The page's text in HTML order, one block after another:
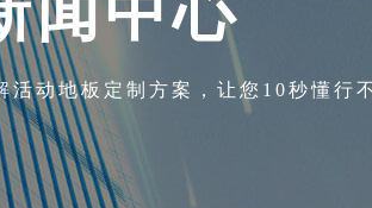
闻中心
活动地板定制方案，让您10秒懂行